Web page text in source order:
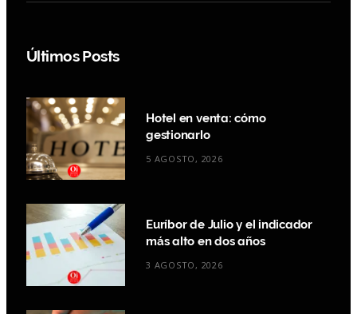
Últimos Posts
Hotel en venta: cómo
gestionarlo
5 AGOSTO, 2026
Euríbor de Julio y el indicador
más alto en dos años
3 AGOSTO, 2026